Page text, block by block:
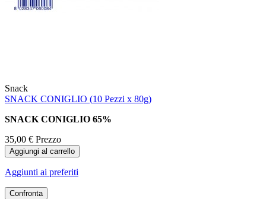
Snack
SNACK CONIGLIO (10 Pezzi x 80g)
SNACK CONIGLIO 65%
35,00 € Prezzo
Aggiungi al carrello
Aggiunti ai preferiti
Confronta